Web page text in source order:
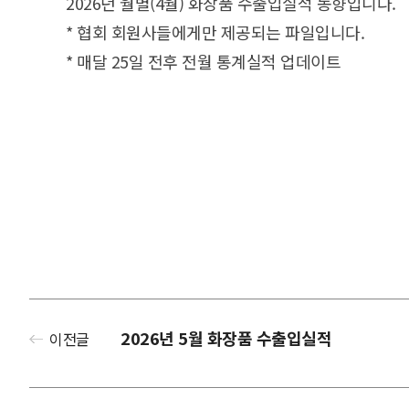
* 협회 회원사들에게만 제공되는 파일입니다.
* 매달 25일 전후 전월 통계실적 업데이트
이전글 2026년 5월 화장품 수출입실적